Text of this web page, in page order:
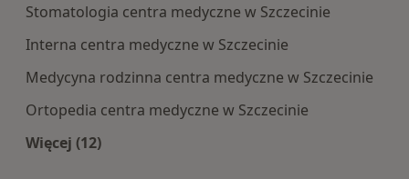
Stomatologia centra medyczne w Szczecinie
Interna centra medyczne w Szczecinie
Medycyna rodzinna centra medyczne w Szczecinie
Ortopedia centra medyczne w Szczecinie
Więcej (12)